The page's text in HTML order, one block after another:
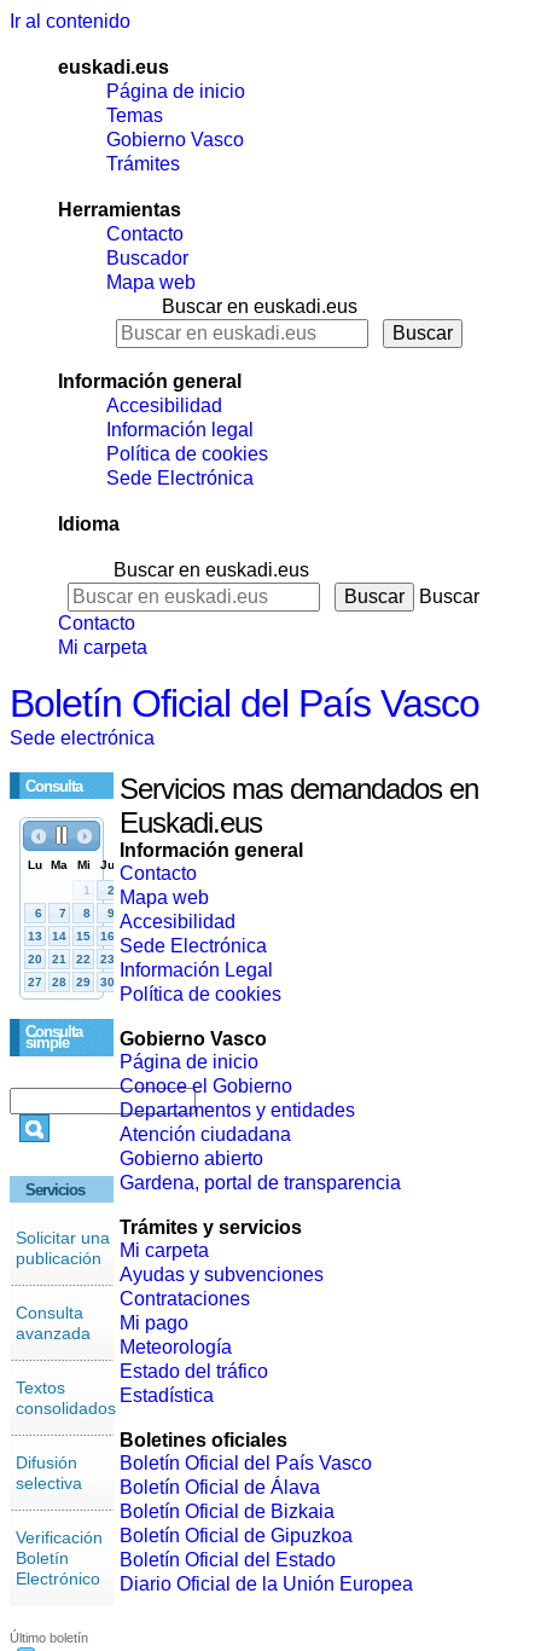
Ir al contenido
euskadi.eus
Página de inicio
Temas
Gobierno Vasco
Trámites
Herramientas
Contacto
Buscador
Mapa web
Buscar en euskadi.eus
Información general
Accesibilidad
Información legal
Política de cookies
Sede Electrónica
Idioma
Buscar en euskadi.eus
Buscar
Contacto
Mi carpeta
Boletín Oficial del País Vasco
Sede electrónica
Consulta
Consulta
simple
Servicios
Solicitar una
publicación
Consulta
avanzada
Textos
consolidados
Difusión
selectiva
Verificación
Boletín
Electrónico
Último boletín
Servicios mas demandados en
Euskadi.eus
Información general
Contacto
Mapa web
Accesibilidad
Sede Electrónica
Información Legal
Política de cookies
Gobierno Vasco
Página de inicio
Conoce el Gobierno
Departamentos y entidades
Atención ciudadana
Gobierno abierto
Gardena, portal de transparencia
Trámites y servicios
Mi carpeta
Ayudas y subvenciones
Contrataciones
Mi pago
Meteorología
Estado del tráfico
Estadística
Boletines oficiales
Boletín Oficial del País Vasco
Boletín Oficial de Álava
Boletín Oficial de Bizkaia
Boletín Oficial de Gipuzkoa
Boletín Oficial del Estado
Diario Oficial de la Unión Europea